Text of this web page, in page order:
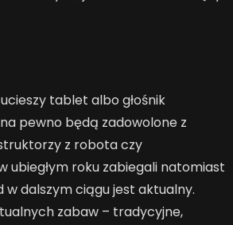
tablet albo głośnik
pewno będą zadowolone z
z robota czy
ubiegłym roku zabiegali natomiast
w dalszym ciągu jest aktualny.
zabaw – tradycyjne,